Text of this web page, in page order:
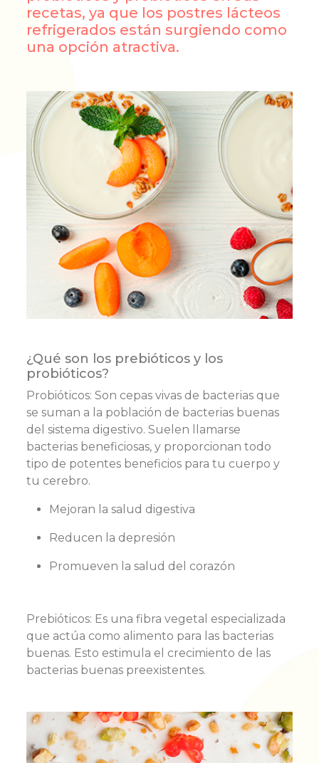
recetas, ya que los postres lácteos
refrigerados están surgiendo como
una opción atractiva.
¿Qué son los prebióticos y los
probióticos?
Probióticos: Son cepas vivas de bacterias que
se suman a la población de bacterias buenas
del sistema digestivo. Suelen llamarse
bacterias beneficiosas, y proporcionan todo
tipo de potentes beneficios para tu cuerpo y
tu cerebro.
Mejoran la salud digestiva
Reducen la depresión
Promueven la salud del corazón
Prebióticos: Es una fibra vegetal especializada
que actúa como alimento para las bacterias
buenas. Esto estimula el crecimiento de las
bacterias buenas preexistentes.